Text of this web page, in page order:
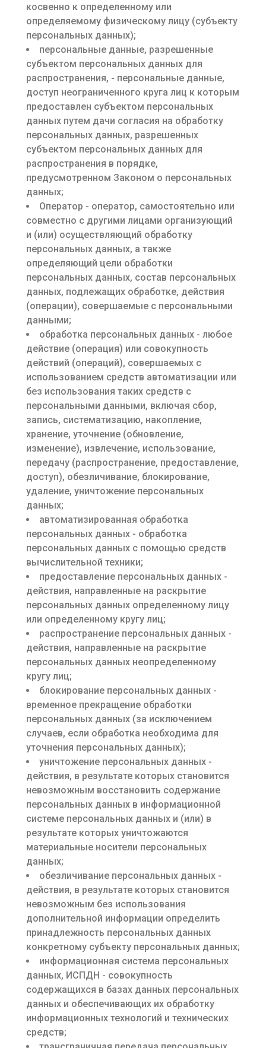
косвенно к определенному или
определяемому физическому лицу (субъекту
персональных данных);
персональные данные, разрешенные
субъектом персональных данных для
распространения, - персональные данные,
доступ неограниченного круга лиц к которым
предоставлен субъектом персональных
данных путем дачи согласия на обработку
персональных данных, разрешенных
субъектом персональных данных для
распространения в порядке,
предусмотренном Законом о персональных
данных;
Оператор - оператор, самостоятельно или
совместно с другими лицами организующий
и (или) осуществляющий обработку
персональных данных, а также
определяющий цели обработки
персональных данных, состав персональных
данных, подлежащих обработке, действия
(операции), совершаемые с персональными
данными;
обработка персональных данных - любое
действие (операция) или совокупность
действий (операций), совершаемых с
использованием средств автоматизации или
без использования таких средств с
персональными данными, включая сбор,
запись, систематизацию, накопление,
хранение, уточнение (обновление,
изменение), извлечение, использование,
передачу (распространение, предоставление,
доступ), обезличивание, блокирование,
удаление, уничтожение персональных
данных;
автоматизированная обработка
персональных данных - обработка
персональных данных с помощью средств
вычислительной техники;
предоставление персональных данных -
действия, направленные на раскрытие
персональных данных определенному лицу
или определенному кругу лиц;
распространение персональных данных -
действия, направленные на раскрытие
персональных данных неопределенному
кругу лиц;
блокирование персональных данных -
временное прекращение обработки
персональных данных (за исключением
случаев, если обработка необходима для
уточнения персональных данных);
уничтожение персональных данных -
действия, в результате которых становится
невозможным восстановить содержание
персональных данных в информационной
системе персональных данных и (или) в
результате которых уничтожаются
материальные носители персональных
данных;
обезличивание персональных данных -
действия, в результате которых становится
невозможным без использования
дополнительной информации определить
принадлежность персональных данных
конкретному субъекту персональных данных;
информационная система персональных
данных, ИСПДН - совокупность
содержащихся в базах данных персональных
данных и обеспечивающих их обработку
информационных технологий и технических
средств;